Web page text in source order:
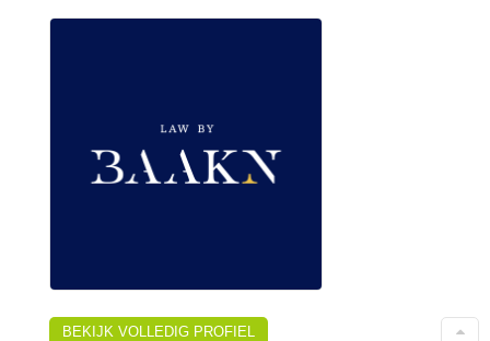
BEKIJK VOLLEDIG PROFIEL